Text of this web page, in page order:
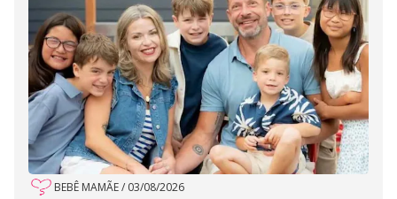
BEBÊ MAMÃE/ 03/08/2026